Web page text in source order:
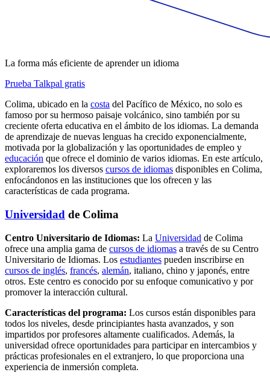
La forma más eficiente de aprender un idioma
Prueba Talkpal gratis
Colima, ubicado en la costa del Pacífico de México, no solo es
famoso por su hermoso paisaje volcánico, sino también por su
creciente oferta educativa en el ámbito de los idiomas. La demanda
de aprendizaje de nuevas lenguas ha crecido exponencialmente,
motivada por la globalización y las oportunidades de empleo y
educación que ofrece el dominio de varios idiomas. En este artículo,
exploraremos los diversos cursos de idiomas disponibles en Colima,
enfocándonos en las instituciones que los ofrecen y las
características de cada programa.
Universidad de Colima
Centro Universitario de Idiomas: La Universidad de Colima
ofrece una amplia gama de cursos de idiomas a través de su Centro
Universitario de Idiomas. Los estudiantes pueden inscribirse en
cursos de inglés, francés, alemán, italiano, chino y japonés, entre
otros. Este centro es conocido por su enfoque comunicativo y por
promover la interacción cultural.
Características del programa: Los cursos están disponibles para
todos los niveles, desde principiantes hasta avanzados, y son
impartidos por profesores altamente cualificados. Además, la
universidad ofrece oportunidades para participar en intercambios y
prácticas profesionales en el extranjero, lo que proporciona una
experiencia de inmersión completa.